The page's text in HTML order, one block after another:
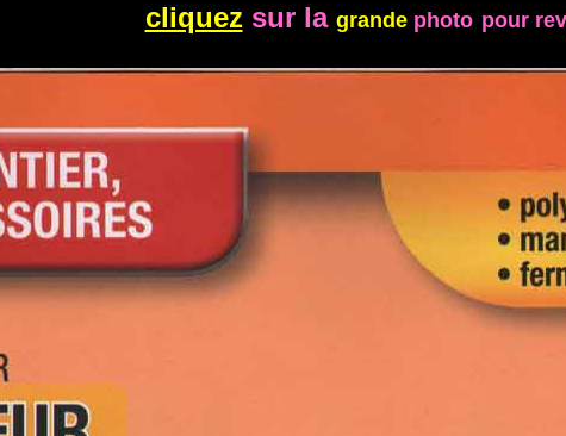
cliquezsur la grandephoto pour